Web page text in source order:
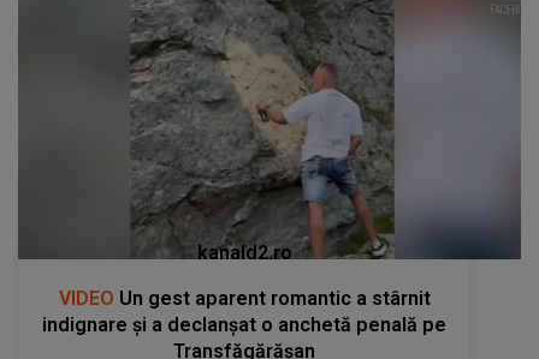
kanald2.ro
VIDEO Un gest aparent romantic a stârnit
indignare și a declanșat o anchetă penală pe
Transfăgărășan